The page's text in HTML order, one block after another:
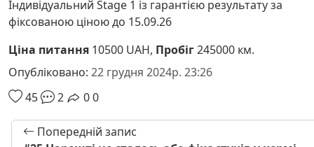
Індивідуальний Stage 1 із гарантією результату за
фіксованою ціною до 15.09.26
Ціна питання 10500 UAH, Пробіг245000 км.
Опубліковано: 22 грудня 2024р. 23:26
45
2 00
Попередній запис